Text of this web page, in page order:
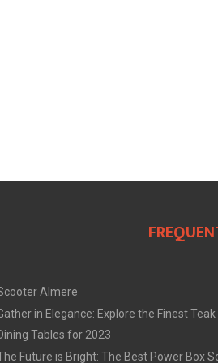
Almere
in Elegance: Explore the Finest Teak
Tables for 2023
Future is Bright: The Best Power Box